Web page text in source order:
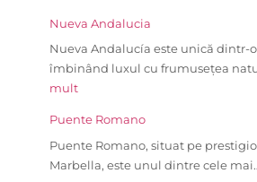
Nueva Andalucia
Nueva Andalucía este unică dintr-
îmbinând luxul cu frumusețea
mult
Puente Romano
Puente Romano, situat pe
Marbella, este unul dintre cele mai…